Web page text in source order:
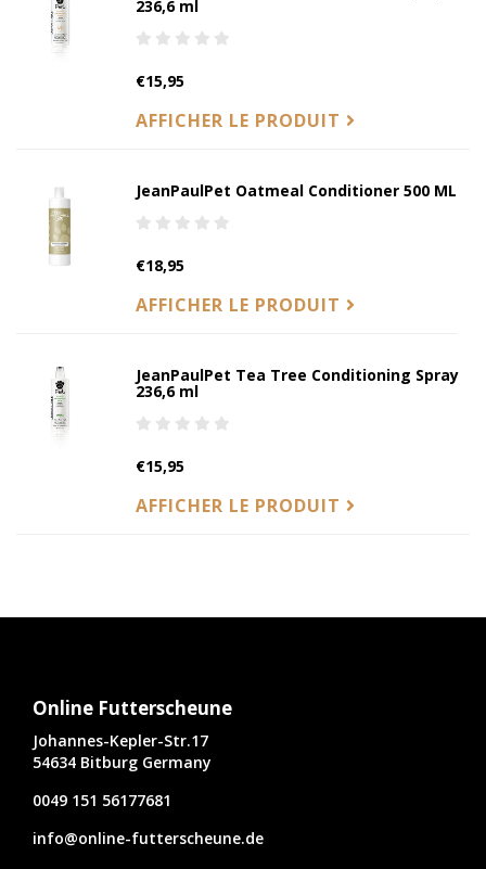
236,6 ml
€15,95
AFFICHER LE PRODUIT
JeanPaulPet Oatmeal Conditioner 500 ML
€18,95
AFFICHER LE PRODUIT
JeanPaulPet Tea Tree Conditioning Spray
236,6 ml
€15,95
AFFICHER LE PRODUIT
Online Futterscheune
Johannes-Kepler-Str.17
54634 Bitburg Germany
0049 151 56177681
info@online-futterscheune.de